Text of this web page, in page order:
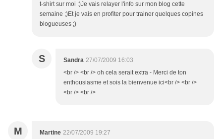
t-shirt sur moi :)Je vais relayer l'info sur mon blog cette
semaine ;)Et je vais en profiter pour trainer quelques copines
blogueuses ;)
S Sandra 27/07/2009 16:03
<br /> <br /> oh cela serait extra - Merci de ton
enthousiasme et sois la bienvenue ici<br /> <br />
<br /> <br />
M Martine 22/07/2009 19:27